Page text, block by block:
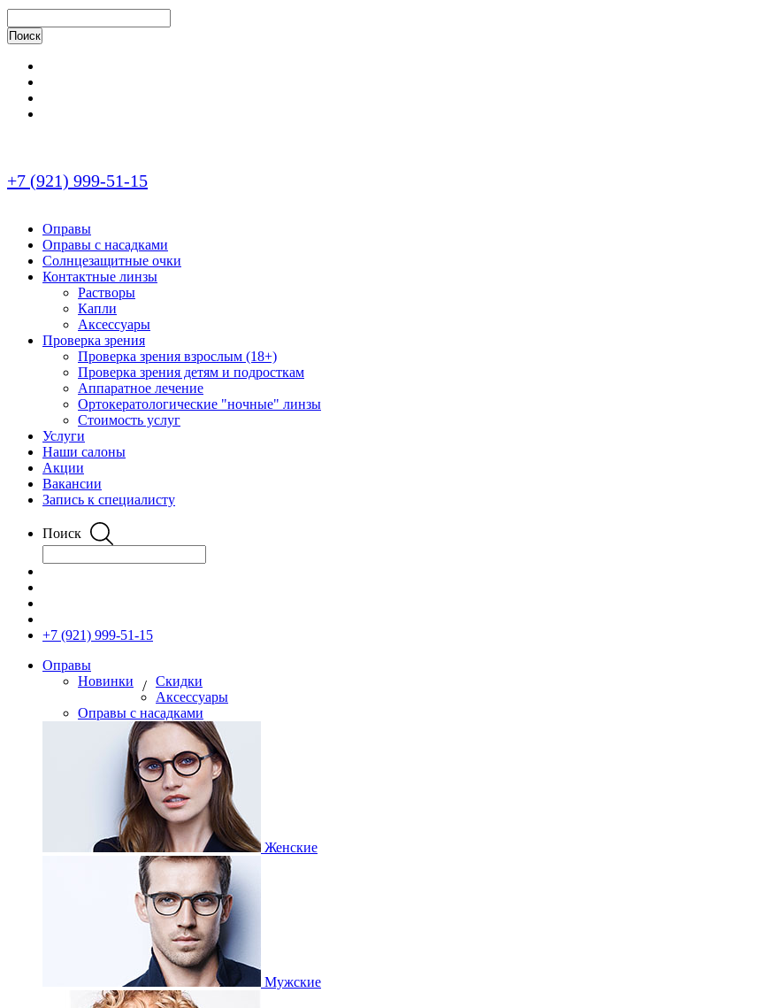
+7 (921) 999-51-15
Оправы
Оправы с насадками
Солнцезащитные очки
Контактные линзы
Растворы
Капли
Аксессуары
Проверка зрения
Проверка зрения взрослым (18+)
Проверка зрения детям и подросткам
Аппаратное лечение
Ортокератологические "ночные" линзы
Стоимость услуг
Услуги
Наши салоны
Акции
Вакансии
Запись к специалисту
Поиск
+7 (921) 999-51-15
Оправы
Новинки
/ Скидки
Аксессуары
Оправы с насадками
Женские
Мужские